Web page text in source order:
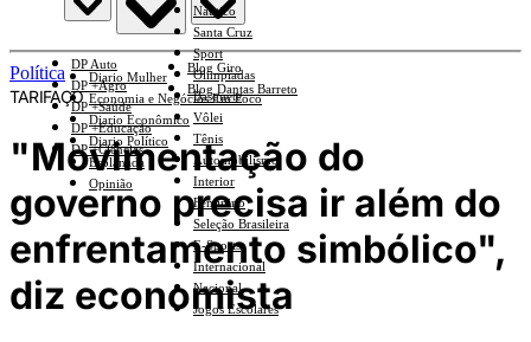
Náutico
Santa Cruz
Sport
Olimpíadas
Basquete
Vôlei
Tênis
Automobilismo
Interior
Feminino
Seleção Brasileira
E-Sports
Internacional
Nacional
Jogos Escolares
DP Auto
DP +Agro
DP +Saúde
DP +Educação
DP +Ciências
Diario Mulher
Economia e Negócios Em Foco
Diario Econômico
Diario Político
Esplanada
Opinião
Blog Giro
Blog Dantas Barreto
Política
TARIFAÇO
"Movimentação do
governo precisa ir além do
enfrentamento simbólico",
diz economista